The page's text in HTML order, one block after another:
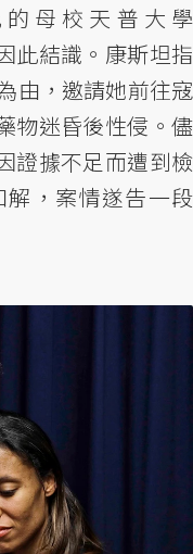
母校天普大學
此結識。康斯坦指
由，邀請她前往寇
物迷昏後性侵。儘
證據不足而遭到檢
，案情遂告一段